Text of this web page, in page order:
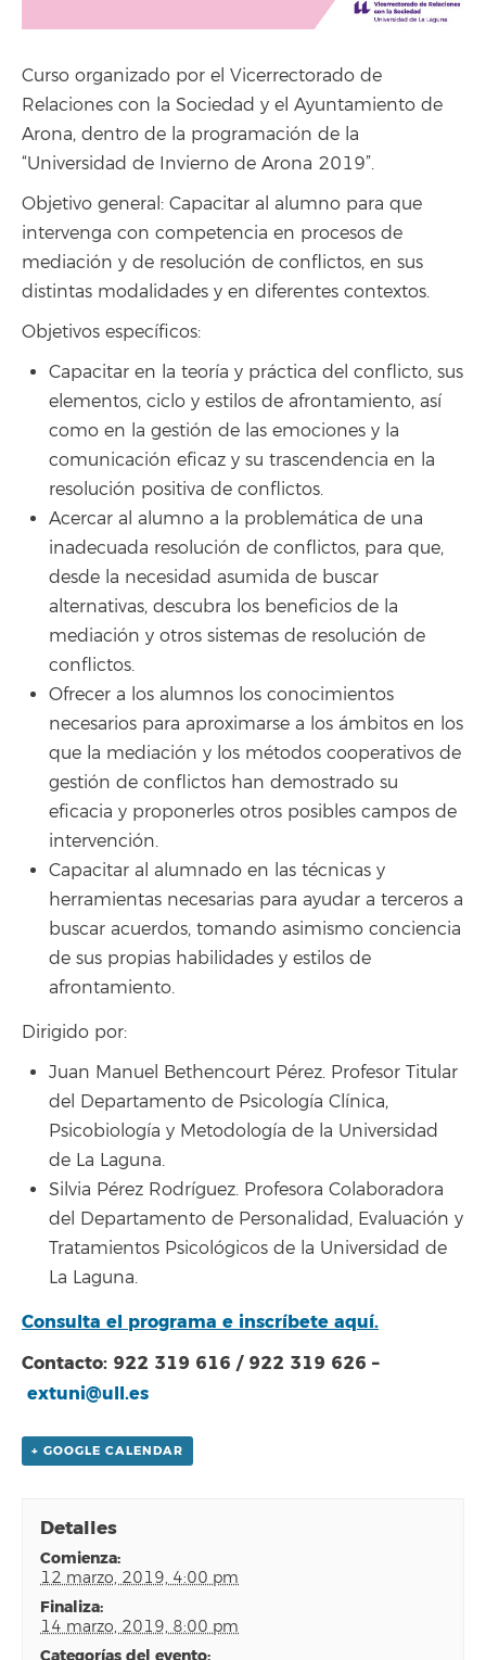
Curso organizado por el Vicerrectorado de
Relaciones con la Sociedad y el Ayuntamiento de
Arona, dentro de la programación de la
“Universidad de Invierno de Arona 2019”.
Objetivo general: Capacitar al alumno para que
intervenga con competencia en procesos de
mediación y de resolución de conflictos, en sus
distintas modalidades y en diferentes contextos.
Objetivos específicos:
Capacitar en la teoría y práctica del conflicto, sus
elementos, ciclo y estilos de afrontamiento, así
como en la gestión de las emociones y la
comunicación eficaz y su trascendencia en la
resolución positiva de conflictos.
Acercar al alumno a la problemática de una
inadecuada resolución de conflictos, para que,
desde la necesidad asumida de buscar
alternativas, descubra los beneficios de la
mediación y otros sistemas de resolución de
conflictos.
Ofrecer a los alumnos los conocimientos
necesarios para aproximarse a los ámbitos en los
que la mediación y los métodos cooperativos de
gestión de conflictos han demostrado su
eficacia y proponerles otros posibles campos de
intervención.
Capacitar al alumnado en las técnicas y
herramientas necesarias para ayudar a terceros a
buscar acuerdos, tomando asimismo conciencia
de sus propias habilidades y estilos de
afrontamiento.
Dirigido por:
Juan Manuel Bethencourt Pérez. Profesor Titular
del Departamento de Psicología Clínica,
Psicobiología y Metodología de la Universidad
de La Laguna.
Silvia Pérez Rodríguez. Profesora Colaboradora
del Departamento de Personalidad, Evaluación y
Tratamientos Psicológicos de la Universidad de
La Laguna.
Consulta el programa e inscríbete aquí.
Contacto: 922 319 616 / 922 319 626 –
extuni@ull.es
+ GOOGLE CALENDAR
Detalles
comienza:
12 marzo, 2019, 4:00 pm
finaliza:
14 marzo, 2019, 8:00 pm